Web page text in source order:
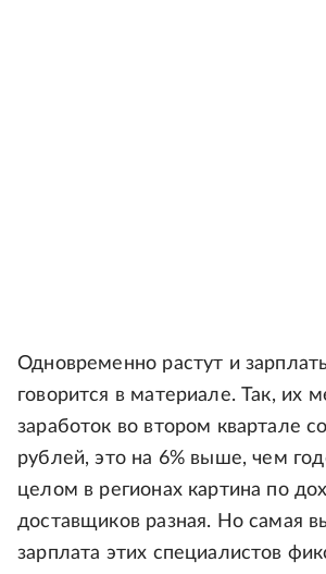
Одновременно растут и
говорится в материале. Так, их
заработок во втором квартале
рублей, это на 6% выше, чем
целом в регионах картина по
доставщиков разная. Но самая
зарплата этих специалистов